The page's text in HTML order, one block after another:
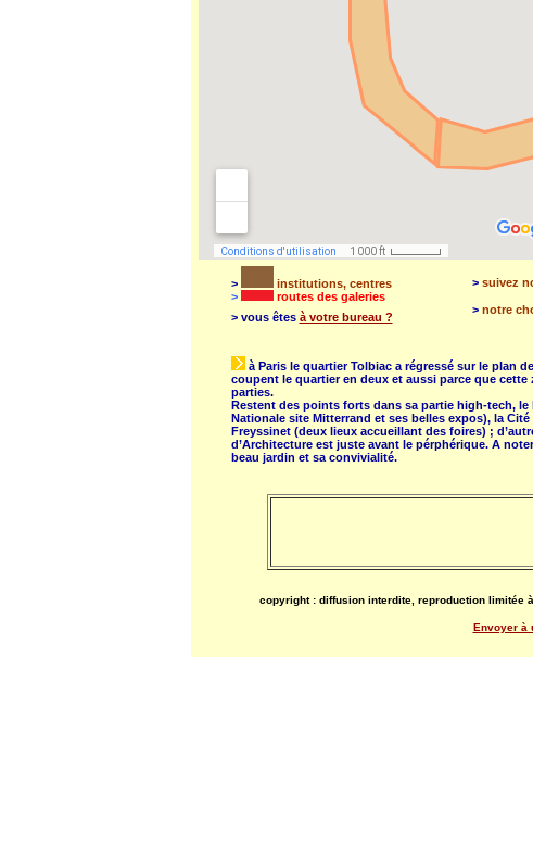
>
institutions, centres
>
routes des galeries
> vous êtes à votre bureau ?
>suivez
>notre
à Paris le quartier Tolbiac a régressé sur le plan
coupent le quartier en deux et aussi parce que
parties.
Restent des points forts dans sa partie high-tech,
Nationale site Mitterrand et ses belles expos), la
Freyssinet (deux lieux accueillant des foires) ;
d’Architecture est juste avant le pérphérique. A
beau jardin et sa convivialité.
copyright : diffusion interdite, reproduction limitée
Envoyer à